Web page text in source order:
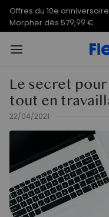
Offres du 10e
Morpher dès 579,99 €
Le secret
tout en
22/04/2021